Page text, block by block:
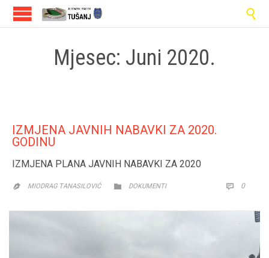

Mjesec: Juni 2020.
IZMJENA JAVNIH NABAVKI ZA 2020.
GODINU
IZMJENA PLANA JAVNIH NABAVKI ZA 2020
 MIODRAG TANASILOVIĆ  CATEGORY
DOKUMENTI  0